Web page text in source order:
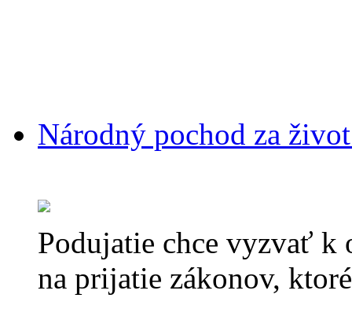
Národný pochod za
Podujatie chce vyzvať k
na prijatie zákonov,